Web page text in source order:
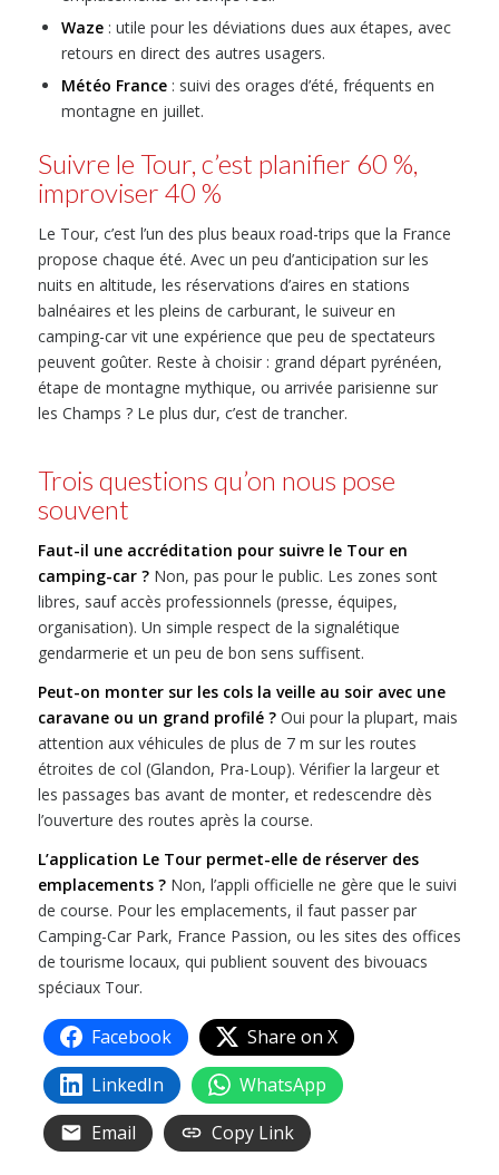
Waze: utile pour les déviations dues aux étapes, avec
retours en direct des autres usagers.
Météo France: suivi des orages d’été, fréquents en
montagne en juillet.
Suivre le Tour, c’est planifier 60 %,
improviser 40 %
Le Tour, c’est l’un des plus beaux road-trips que la France
propose chaque été. Avec un peu d’anticipation sur les
nuits en altitude, les réservations d’aires en stations
balnéaires et les pleins de carburant, le suiveur en
camping-car vit une expérience que peu de spectateurs
peuvent goûter. Reste à choisir : grand départ pyrénéen,
étape de montagne mythique, ou arrivée parisienne sur
les Champs ? Le plus dur, c’est de trancher.
Trois questions qu’on nous pose
souvent
Faut-il une accréditation pour suivre le Tour en
camping-car ?Non, pas pour le public. Les zones sont
libres, sauf accès professionnels (presse, équipes,
organisation). Un simple respect de la signalétique
gendarmerie et un peu de bon sens suffisent.
Peut-on monter sur les cols la veille au soir avec une
caravane ou un grand profilé ?Oui pour la plupart, mais
attention aux véhicules de plus de 7 m sur les routes
étroites de col (Glandon, Pra-Loup). Vérifier la largeur et
les passages bas avant de monter, et redescendre dès
l’ouverture des routes après la course.
L’application Le Tour permet-elle de réserver des
emplacements ?Non, l’appli officielle ne gère que le suivi
de course. Pour les emplacements, il faut passer par
Camping-Car Park, France Passion, ou les sites des offices
de tourisme locaux, qui publient souvent des bivouacs
spéciaux Tour.
Facebook
Share on X
LinkedIn
WhatsApp
Email
Copy Link